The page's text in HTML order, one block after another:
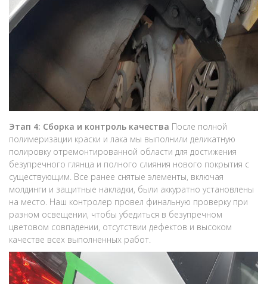
Этап 4: Сборка и контроль качества После полной
полимеризации краски и лака мы выполнили деликатную
полировку отремонтированной области для достижения
безупречного глянца и полного слияния нового покрытия с
существующим. Все ранее снятые элементы, включая
молдинги и защитные накладки, были аккуратно установлены
на место. Наш контролер провел финальную проверку при
разном освещении, чтобы убедиться в безупречном
цветовом совпадении, отсутствии дефектов и высоком
качестве всех выполненных работ.